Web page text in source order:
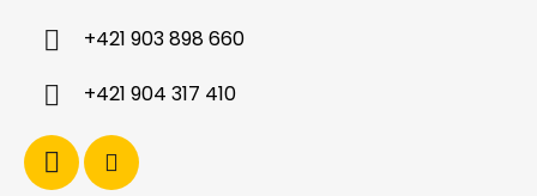
+421 903 898 660
+421 904 317 410